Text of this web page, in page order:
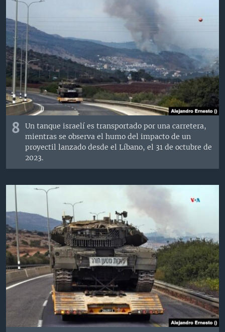
8
Un tanque israelí es transportado por una carretera,
mientras se observa el humo del impacto de un
proyectil lanzado desde el Líbano, el 31 de octubre de
2023.